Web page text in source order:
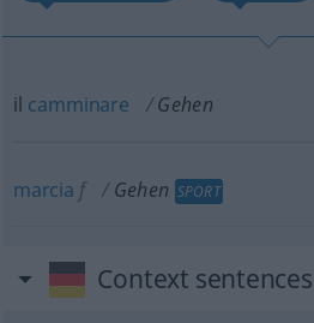
il camminare Gehen
marcia f Gehen SPORT
Context